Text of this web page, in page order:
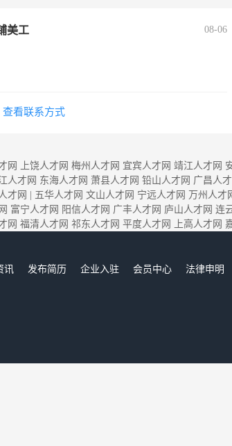
美工 08-06
查看联系方式
网 上饶人才网 梅州人才网 宜宾人才网 靖江人才网
人才网 东海人才网 萧县人才网 铅山人才网 广昌人
才网 五华人才网 文山人才网 宁远人才网 万州人才
富宁人才网 阳信人才网 广丰人才网 庐山人才网 连
网 福清人才网 祁东人才网 平度人才网 上高人才网
讯 发布简历 企业入驻 会员中心
法律申明